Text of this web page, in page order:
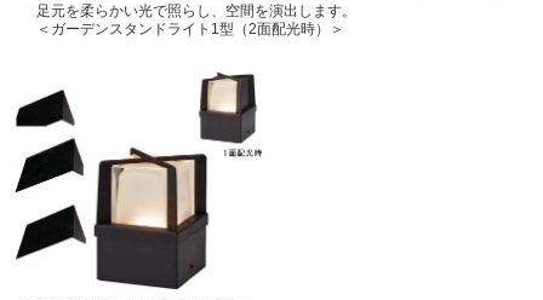
足元を柔らかい光で照らし、空間を演出します。
＜ガーデンスタンドライト1型（2面配光時）＞